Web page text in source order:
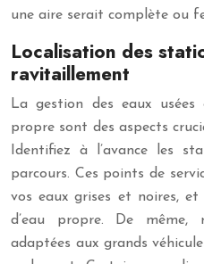
une aire serait complète ou
Localisation des
ravitaillement
La gestion des eaux
propre sont des aspects
Identifiez à l’avance les
parcours. Ces points de
vos eaux grises et noires,
d’eau propre. De même,
adaptées aux grands